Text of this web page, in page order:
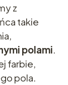
z
takie
polami.
farbie,
pola.